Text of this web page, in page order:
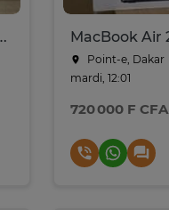
14-inch
Point-e, Dakar
mardi, 12:01
720 000 F CFA